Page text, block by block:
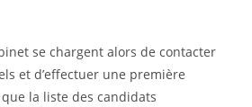
se chargent alors de contacter
et d’effectuer une première
la liste des candidats